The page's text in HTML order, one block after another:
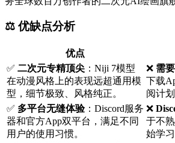
⚖️ 优缺点分析
优点
✅ 二次元专精顶尖 ：Niji 7模型
在动漫风格上的表现远超通用模
型，细节极致、风格纯正。
❌ 需
下载
阅计
✅ 多平台无缝体验：Discord服务
器和官方App双平台，满足不同
用户的使用习惯。
❌
于不
始学